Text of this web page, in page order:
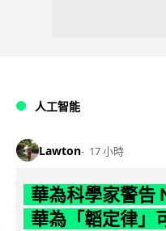
人工智能
Lawton 17 小時
華為科學家警告
華為「韜定律」